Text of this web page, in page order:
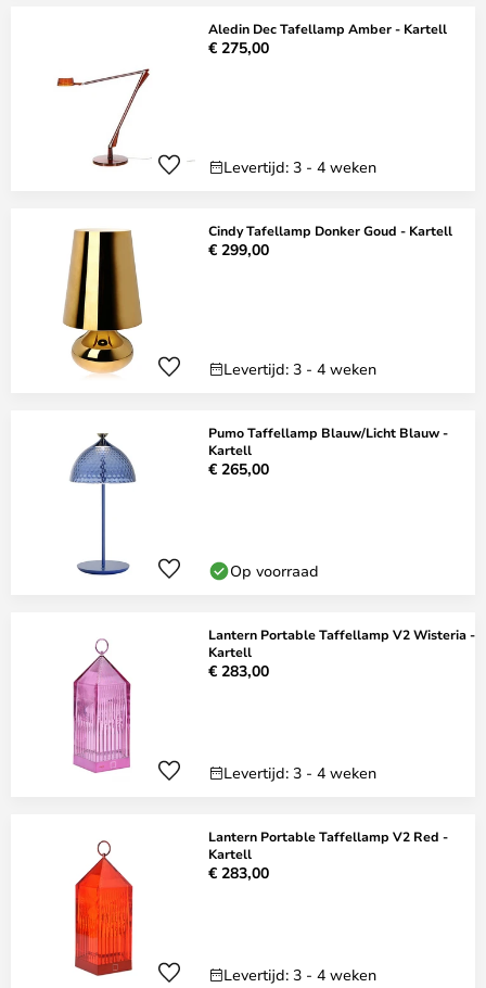
Aledin Dec Tafellamp Amber - Kartell
€ 275,00
Levertijd: 3 - 4 weken
Cindy Tafellamp Donker Goud - Kartell
€ 299,00
Levertijd: 3 - 4 weken
Pumo Taffellamp Blauw/Licht Blauw -
Kartell
€ 265,00
Op voorraad
Lantern Portable Taffellamp V2 Wisteria -
Kartell
€ 283,00
Levertijd: 3 - 4 weken
Lantern Portable Taffellamp V2 Red -
Kartell
€ 283,00
Levertijd: 3 - 4 weken